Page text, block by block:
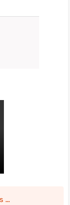
...